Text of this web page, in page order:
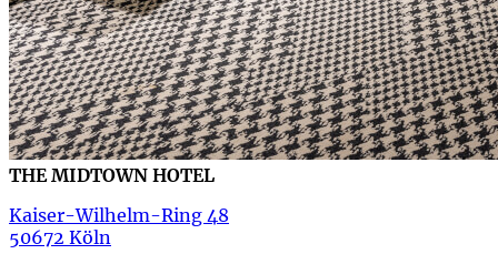
THE MIDTOWN HOTEL
Kaiser-Wilhelm-Ring 48
50672 Köln